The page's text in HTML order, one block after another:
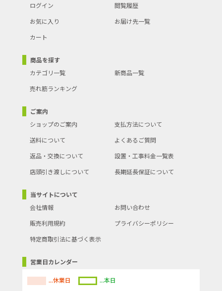
ログイン
閲覧履歴
お気に入り
お届け先一覧
カート
商品を探す
カテゴリ一覧
新商品一覧
売れ筋ランキング
ご案内
ショップのご案内
支払方法について
送料について
よくあるご質問
返品・交換について
設置・工事料金一覧表
店頭引き渡しについて
長期延長保証について
当サイトについて
会社情報
お問い合わせ
販売利用規約
プライバシーポリシー
特定商取引法に基づく表示
営業日カレンダー
...休業日
...本日